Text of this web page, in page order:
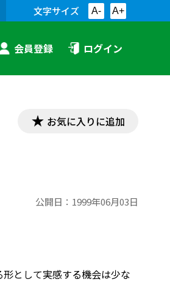
文字サイズ A- A+
会員登録 ログイン
お気に入りに追加
公開日： 1999年06月03日
として実感する機会は少な